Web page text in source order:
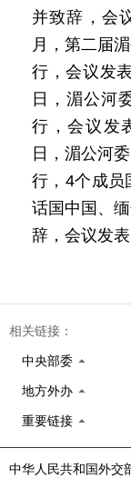
并致辞，会
月，第二届
行，会议发
日，湄公河
行，会议发
日，湄公河
行，4个成员
话国中国、
辞，会议发
相关链接：
中央部委
地方外办
重要链接
中华人民共和国外